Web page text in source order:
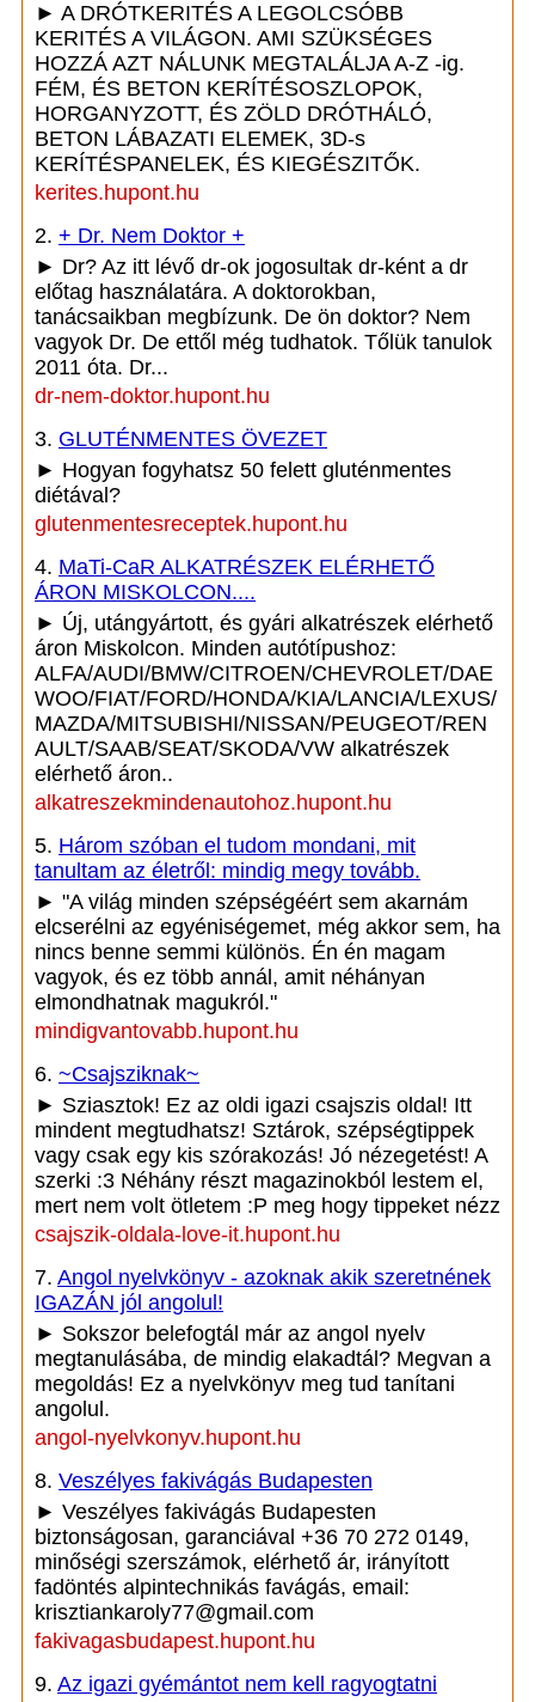
► A DRÓTKERITÉS A LEGOLCSÓBB
KERITÉS A VILÁGON. AMI SZÜKSÉGES
HOZZÁ AZT NÁLUNK MEGTALÁLJA A-Z -ig.
FÉM, ÉS BETON KERÍTÉSOSZLOPOK,
HORGANYZOTT, ÉS ZÖLD DRÓTHÁLÓ,
BETON LÁBAZATI ELEMEK, 3D-s
KERÍTÉSPANELEK, ÉS KIEGÉSZITŐK.
kerites.hupont.hu
2. + Dr. Nem Doktor +
► Dr? Az itt lévő dr-ok jogosultak dr-ként a dr
előtag használatára. A doktorokban,
tanácsaikban megbízunk. De ön doktor? Nem
vagyok Dr. De ettől még tudhatok. Tőlük tanulok
2011 óta. Dr...
dr-nem-doktor.hupont.hu
3. GLUTÉNMENTES ÖVEZET
► Hogyan fogyhatsz 50 felett gluténmentes
diétával?
glutenmentesreceptek.hupont.hu
4. MaTi-CaR ALKATRÉSZEK ELÉRHETŐ
ÁRON MISKOLCON....
► Új, utángyártott, és gyári alkatrészek elérhető
áron Miskolcon. Minden autótípushoz:
ALFA/AUDI/BMW/CITROEN/CHEVROLET/DAE
WOO/FIAT/FORD/HONDA/KIA/LANCIA/LEXUS/
MAZDA/MITSUBISHI/NISSAN/PEUGEOT/REN
AULT/SAAB/SEAT/SKODA/VW alkatrészek
elérhető áron..
alkatreszekmindenautohoz.hupont.hu
5. Három szóban el tudom mondani, mit
tanultam az életről: mindig megy tovább.
► "A világ minden szépségéért sem akarnám
elcserélni az egyéniségemet, még akkor sem, ha
nincs benne semmi különös. Én én magam
vagyok, és ez több annál, amit néhányan
elmondhatnak magukról."
mindigvantovabb.hupont.hu
6. ~Csajsziknak~
► Sziasztok! Ez az oldi igazi csajszis oldal! Itt
mindent megtudhatsz! Sztárok, szépségtippek
vagy csak egy kis szórakozás! Jó nézegetést! A
szerki :3 Néhány részt magazinokból lestem el,
mert nem volt ötletem :P meg hogy tippeket nézz
csajszik-oldala-love-it.hupont.hu
7. Angol nyelvkönyv - azoknak akik szeretnének
IGAZÁN jól angolul!
► Sokszor belefogtál már az angol nyelv
megtanulásába, de mindig elakadtál? Megvan a
megoldás! Ez a nyelvkönyv meg tud tanítani
angolul.
angol-nyelvkonyv.hupont.hu
8. Veszélyes fakivágás Budapesten
► Veszélyes fakivágás Budapesten
biztonságosan, garanciával +36 70 272 0149,
minőségi szerszámok, elérhető ár, irányított
fadöntés alpintechnikás favágás, email:
krisztiankaroly77@gmail.com
fakivagasbudapest.hupont.hu
9. Az igazi gyémántot nem kell ragyogtatni